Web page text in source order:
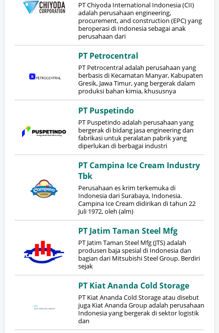
​PT Chiyoda International Indonesia (CII)
adalah perusahaan engineering,
procurement, and construction (EPC) yang
beroperasi di Indonesia sebagai anak
perusahaan dari
PT Petrocentral
PT Petrocentral adalah perusahaan yang
berbasis di Kecamatan Manyar, Kabupaten
Gresik, Jawa Timur, yang bergerak dalam
produksi bahan kimia, khususnya
PT Puspetindo
PT Puspetindo adalah perusahaan yang
bergerak di bidang jasa engineering dan
fabrikasi untuk peralatan pabrik yang
diperlukan di berbagai industri
PT Campina Ice Cream Industry
Tbk
Perusahaan es krim terkemuka di
Indonesia dari Surabaya, Indonesia.
Campina Ice Cream didirikan di tahun 22
Juli 1972, oleh (alm)
PT Jatim Taman Steel Mfg
PT Jatim Taman Steel Mfg (JTS) adalah
produsen baja spesial di Indonesia dan
bagian dari Mitsubishi Steel Group. Berdiri
sejak
PT Kiat Ananda Cold Storage
PT Kiat Ananda Cold Storage atau disebut
juga Kiat Ananda Group adalah perusahaan
Indonesia yang bergerak di sektor logistik
dan